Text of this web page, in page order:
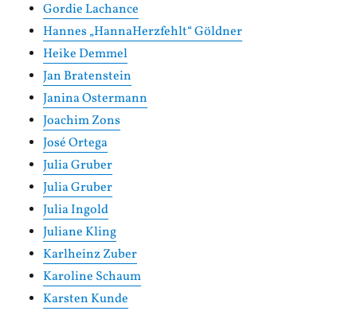
Gordie Lachance
Hannes „HannaHerzfehlt“ Göldner
Heike Demmel
Jan Bratenstein
Janina Ostermann
Joachim Zons
José Ortega
Julia Gruber
Julia Gruber
Julia Ingold
Juliane Kling
Karlheinz Zuber
Karoline Schaum
Karsten Kunde